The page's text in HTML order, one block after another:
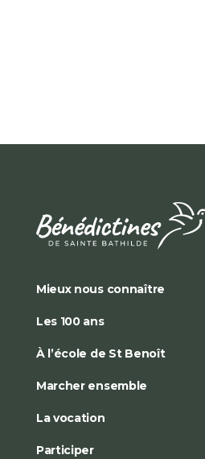
Mieux nous connaître
Les 100 ans
À l’école de St Benoît
Marcher ensemble
La vocation
Participer